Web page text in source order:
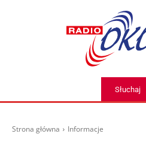
Słuchaj
Strona główna Informacje